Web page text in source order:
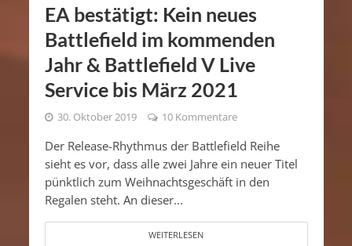
EA bestätigt: Kein neues
Battlefield im kommenden
Jahr & Battlefield V Live
Service bis März 2021
30. Oktober 2019 10 Kommentare
Der Release-Rhythmus der Battlefield Reihe
sieht es vor, dass alle zwei Jahre ein neuer Titel
pünktlich zum Weihnachtsgeschäft in den
Regalen steht. An dieser...
WEITERLESEN